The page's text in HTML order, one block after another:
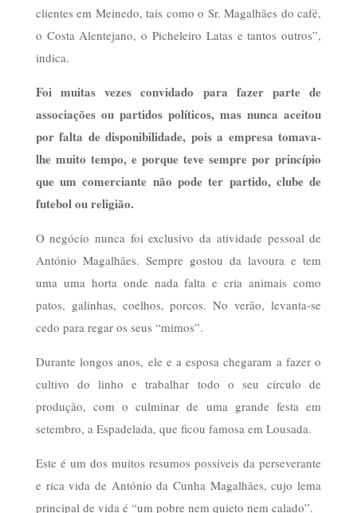
clientes em Meinedo, tais como o Sr. Magalhães do café,
o Costa Alentejano, o Picheleiro Latas e tantos outros”,
indica.
Foi muitas vezes convidado para fazer parte de
associações ou partidos políticos, mas nunca aceitou
por falta de disponibilidade, pois a empresa tomava-
lhe muito tempo, e porque teve sempre por princípio
que um comerciante não pode ter partido, clube de
futebol ou religião.
O negócio nunca foi exclusivo da atividade pessoal de
António Magalhães. Sempre gostou da lavoura e tem
uma uma horta onde nada falta e cria animais como
patos, galinhas, coelhos, porcos. No verão, levanta-se
cedo para regar os seus “mimos”.
Durante longos anos, ele e a esposa chegaram a fazer o
cultivo do linho e trabalhar todo o seu círculo de
produção, com o culminar de uma grande festa em
setembro, a Espadelada, que ficou famosa em Lousada.
Este é um dos muitos resumos possíveis da perseverante
e rica vida de António da Cunha Magalhães, cujo lema
principal de vida é “um pobre nem quieto nem calado”.